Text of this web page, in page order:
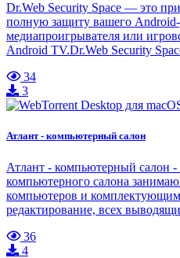
Dr.Web Security Space — это
полную защиту вашего Android-
медиапроигрывателя или
Android TV.Dr.Web Security
34
3
Атлант - компьютерный салон
Атлант - компьютерный салон -
компьютерного салона
компьютеров и
редактирование, всех
36
4